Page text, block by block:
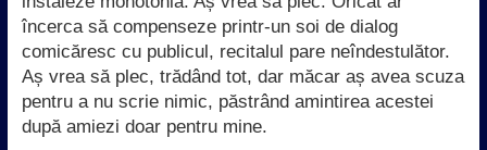
încerca să compenseze printr-un soi de dialog
comicăresc cu publicul, recitalul pare neîndestulător.
Aș vrea să plec, trădând tot, dar măcar aș avea scuza
pentru a nu scrie nimic, păstrând amintirea acestei
după amiezi doar pentru mine.